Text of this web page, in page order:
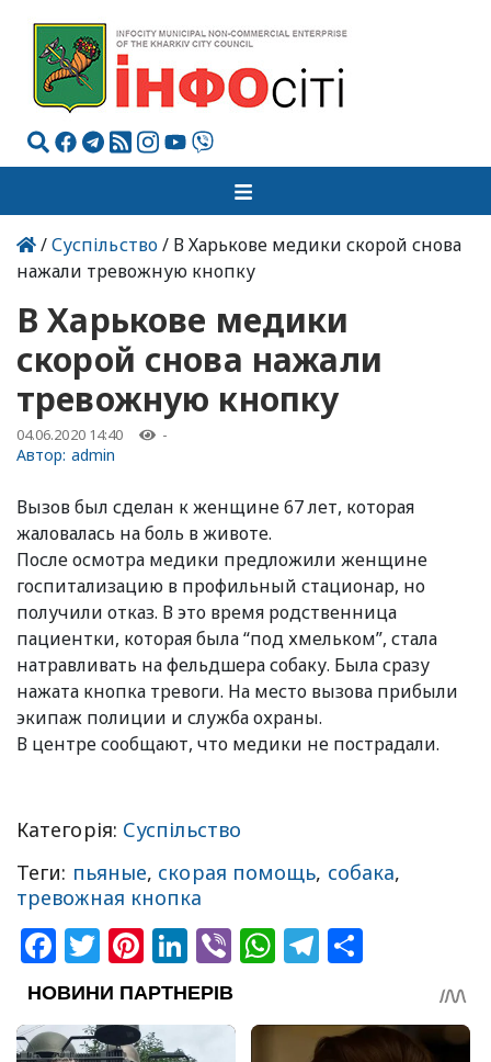
/Суспільство/ В Харькове медики скорой снова
нажали тревожную кнопку
В Харькове медики
скорой снова нажали
тревожную кнопку
04.06.2020 14:40 -
Автор: admin
Вызов был сделан к женщине 67 лет, которая
жаловалась на боль в животе.
После осмотра медики предложили женщине
госпитализацию в профильный стационар, но
получили отказ. В это время родственница
пациентки, которая была “под хмельком”, стала
натравливать на фельдшера собаку. Была сразу
нажата кнопка тревоги. На место вызова прибыли
экипаж полиции и служба охраны.
В центре сообщают, что медики не пострадали.
Категорія: Суспільство
Теги: пьяные, скорая помощь, собака,
тревожная кнопка
Facebook
Twitter
Pinterest
LinkedIn
ViberWhatsApp
Telegram